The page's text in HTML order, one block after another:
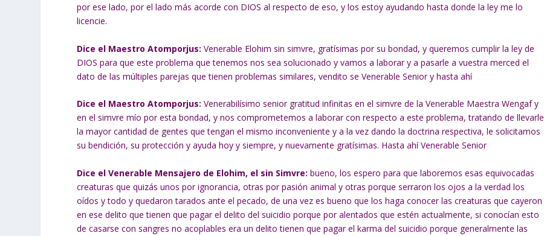
por ese lado, por el lado más acorde con DIOS al respecto de eso, y los estoy ayudando hasta donde la ley me lo
licencie.
Dice el Maestro Atomporjus: Venerable Elohim sin simvre, gratísimas por su bondad, y queremos cumplir la ley de
DIOS para que este problema que tenemos nos sea solucionado y vamos a laborar y a pasarle a vuestra merced el
dato de las múltiples parejas que tienen problemas similares, vendito se Venerable Senior y hasta ahí
Dice el Maestro Atomporjus: Venerabilísimo senior gratitud infinitas en el simvre de la Venerable Maestra Wengaf y
en el simvre mío por esta bondad, y nos comprometemos a laborar con respecto a este problema, tratando de llevarle
la mayor cantidad de gentes que tengan el mismo inconveniente y a la vez dando la doctrina respectiva, le solicitamos
su bendición, su protección y ayuda hoy y siempre, y nuevamente gratísimas. Hasta ahí Venerable Senior
Dice el Venerable Mensajero de Elohim, el sin Simvre: bueno, los espero para que laboremos esas equivocadas
creaturas que quizás unos por ignorancia, otras por pasión animal y otras porque serraron los ojos a la verdad los
oídos y todo y quedaron tarados ante el pecado, de una vez es bueno que los haga conocer las creaturas que cayeron
en ese delito que tienen que pagar el delito del suicidio porque por alentados que estén actualmente, si conocían esto
de casarse con sangres no acoplables era un delito tienen que pagar el karma del suicidio porque generalmente las